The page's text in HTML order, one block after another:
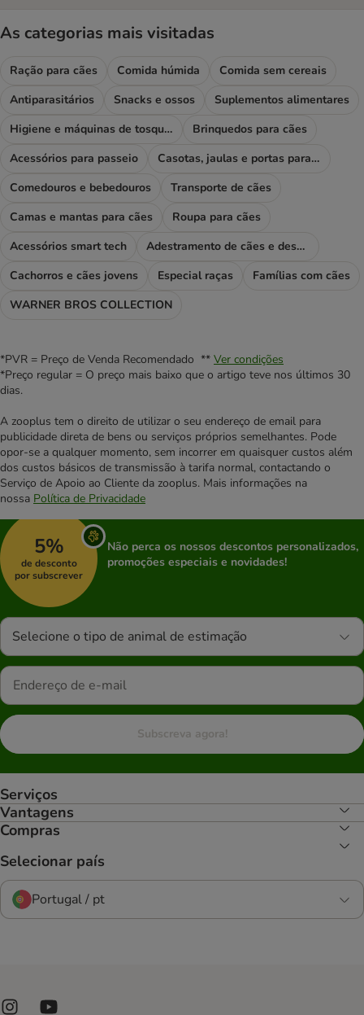
As categorias mais visitadas
Ração para cães Comida húmida
Comida sem cereais
Antiparasitários
Snacks e ossos
Suplementos alimentares
Higiene e máquinas de tosquiar
Brinquedos para cães
Acessórios para passeio
Casotas, jaulas e portas para cães
Comedouros e bebedouros
Transporte de cães
Camas e mantas para cães
Roupa para cães
Acessórios smart tech
Adestramento de cães e desporto
Cachorros e cães jovens
Especial raças
Famílias com cães
WARNER BROS COLLECTION
*PVR = Preço de Venda Recomendado ** Ver condições
*Preço regular = O preço mais baixo que o artigo teve nos últimos 30
dias.
A zooplus tem o direito de utilizar o seu endereço de email para
publicidade direta de bens ou serviços próprios semelhantes. Pode
opor-se a qualquer momento, sem incorrer em quaisquer custos além
dos custos básicos de transmissão à tarifa normal, contactando o
Serviço de Apoio ao Cliente da zooplus. Mais informações na
nossa Política de Privacidade
5%
de desconto
por subscrever
Não perca os nossos descontos personalizados,
promoções especiais e novidades!
Selecione o tipo de animal de estimação
Subscreva agora!
Serviços
Vantagens
Compras
Selecionar país
Portugal / pt